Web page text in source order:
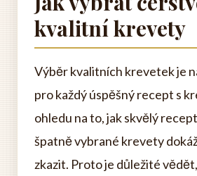
kvalitní krevety
Výběr kvalitních krevetek je
pro každý úspěšný recept s
ohledu na to, jak skvělý
špatně vybrané krevety
zkazit. Proto je důležité